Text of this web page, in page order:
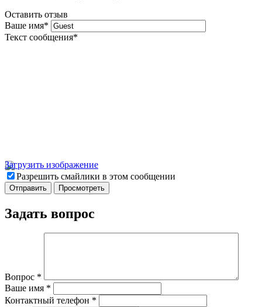
Оставить отзыв
Ваше имя*
Текст сообщения*
Загрузить изображение
Разрешить смайлики в этом сообщении
Задать вопрос
Вопрос *
Ваше имя *
Контактный телефон *